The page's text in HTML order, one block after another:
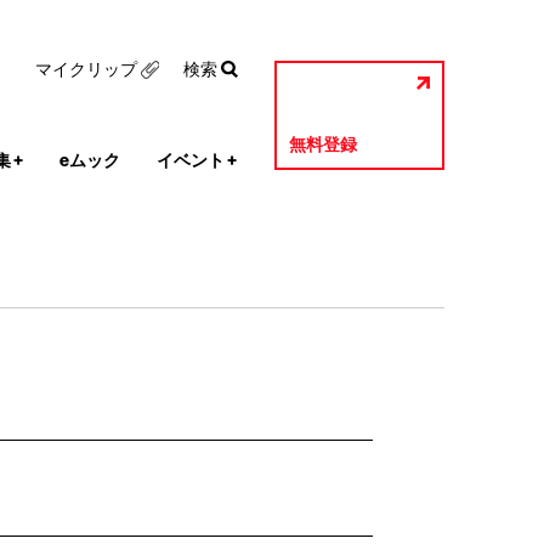
+ eムック イベント +
無料登録
マイクリップ 検索